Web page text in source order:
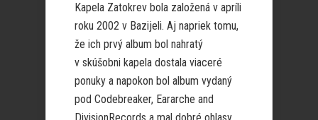
Kapela Zatokrev bola založená v apríli
roku 2002 v Bazijeli. Aj napriek tomu,
že ich prvý album bol nahratý
v skúšobni kapela dostala viaceré
ponuky a napokon bol album vydaný
pod Codebreaker, Eararche and